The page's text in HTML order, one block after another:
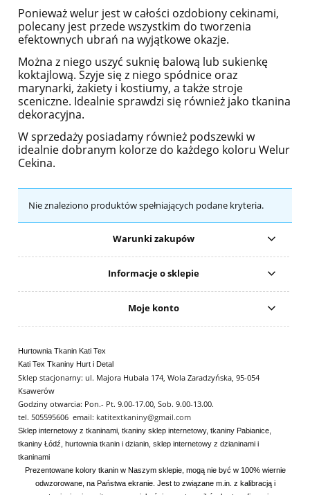
Ponieważ welur jest w całości ozdobiony cekinami,
polecany jest przede wszystkim do tworzenia
efektownych ubrań na wyjątkowe okazje.
Można z niego uszyć suknię balową lub sukienkę
koktajlową. Szyje się z niego spódnice oraz
marynarki, żakiety i kostiumy, a także stroje
sceniczne. Idealnie sprawdzi się również jako tkanina
dekoracyjna.
W sprzedaży posiadamy również podszewki w
idealnie dobranym kolorze do każdego koloru Welur
Cekina.
Nie znaleziono produktów spełniających podane kryteria.
Warunki zakupów
Informacje o sklepie
Moje konto
Hurtownia Tkanin Kati Tex
Kati Tex Tkaniny Hurt i Detal
Sklep stacjonarny: ul. Majora Hubala 174, Wola Zaradzyńska, 95-054
Ksawerów
Godziny otwarcia: Pon.- Pt. 9.00-17.00, Sob. 9.00-13.00.
tel. 505595606 email: katitextkaniny@gmail.com
Sklep internetowy z tkaninami, tkaniny sklep internetowy, tkaniny Pabianice,
tkaniny Łódź, hurtownia tkanin i dzianin, sklep internetowy z dzianinami i
tkaninami
Prezentowane kolory tkanin w Naszym sklepie, mogą nie być w 100% wiernie
odwzorowane, na Państwa ekranie. Jest to związane m.in. z kalibracją i